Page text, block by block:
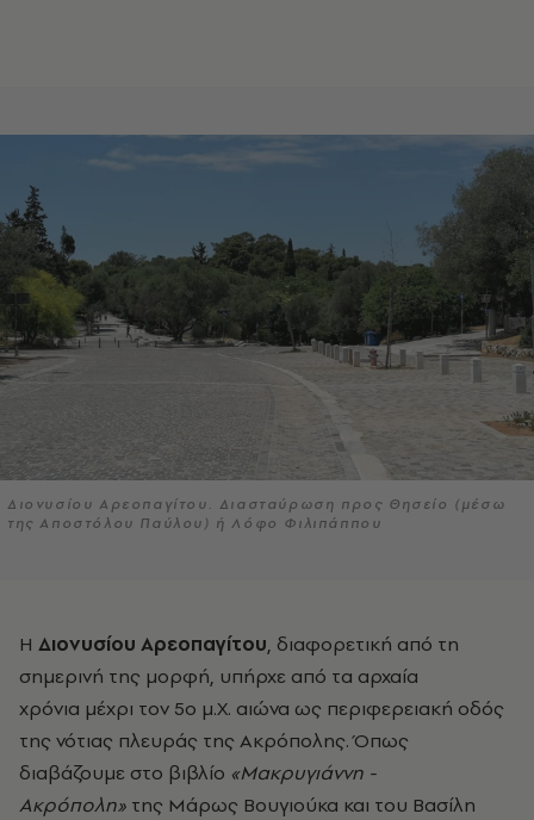
Διονυσίου Αρεοπαγίτου. Διασταύρωση προς Θησείο (μέσω
της Αποστόλου Παύλου) ή Λόφο Φιλιπάππου
Διονυσίου Αρεοπαγίτου, διαφορετική από τη
σημερινή της μορφή, υπήρχε από τα αρχαία
χρόνια μέχρι τον 5ο μ.Χ. αιώνα ως περιφερειακή οδός
της νότιας πλευράς της Ακρόπολης. Όπως
διαβάζουμε στο βιβλίο «Μακρυγιάννη -
Ακρόπολη» της Μάρως Βουγιούκα και του Βασίλη